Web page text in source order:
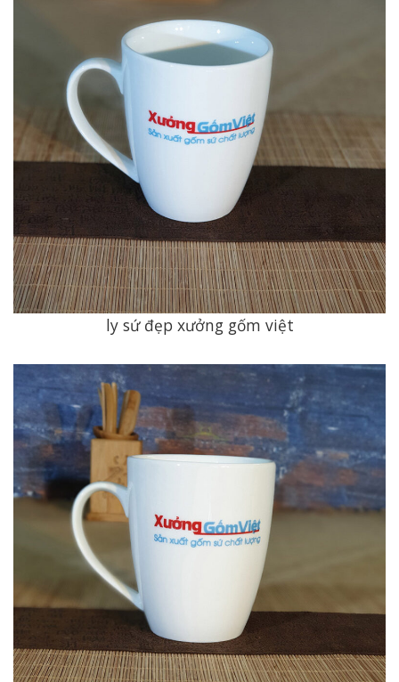
ly sứ đẹp xưởng gốm việt